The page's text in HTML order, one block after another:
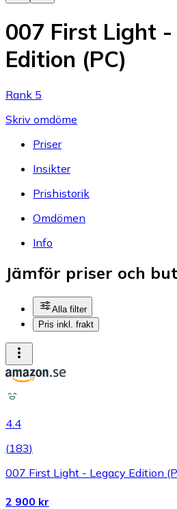
007 First Light -
Edition (PC)
Rank 5
Skriv omdöme
Priser
Insikter
Prishistorik
Omdömen
Info
Jämför priser och
Alla filter
Pris inkl. frakt
4.4
(183)
007 First Light - Legacy Edition
2 900 kr